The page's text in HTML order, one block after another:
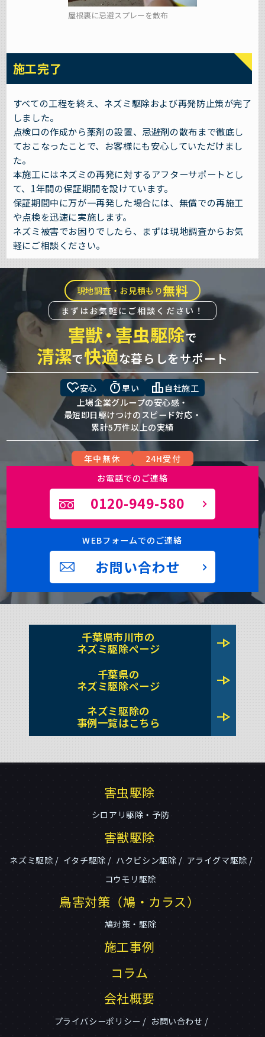
屋根裏に忌避スプレーを散布
施工完了
すべての工程を終え、ネズミ駆除および再発防止策が完了
しました。
点検口の作成から薬剤の設置、忌避剤の散布まで徹底し
ておこなったことで、お客様にも安心していただけまし
た。
本施工にはネズミの再発に対するアフターサポートとし
て、1年間の保証期間を設けています。
保証期間中に万が一再発した場合には、無償での再施工
や点検を迅速に実施します。
ネズミ被害でお困りでしたら、まずは現地調査からお気
軽にご相談ください。
現地調査・お見積もり無料
まずはお気軽にご相談ください！
害獣・害虫駆除で
清潔で快適な暮らしをサポート
heart_check安心 timer早い leaderboard 自社施工
上場企業グループの安心感・
最短即日駆けつけのスピード対応・
累計5万件以上の実績
年中無休
24H受付
お電話でのご連絡
0120-949-580
WEBフォームでのご連絡
お問い合わせ
千葉県市川市の
ネズミ駆除ページ
line_end_arrow
千葉県の
ネズミ駆除ページ
line_end_arrow
ネズミ駆除の
事例一覧はこちら
line_end_arrow
害虫駆除
シロアリ駆除・予防
害獣駆除
ネズミ駆除 イタチ駆除 ハクビシン駆除
アライグマ駆除
コウモリ駆除
鳥害対策（鳩・カラス）
鳩対策・駆除
施工事例
コラム
会社概要
プライバシーポリシー お問い合わせ